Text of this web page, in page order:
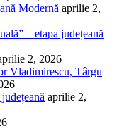
Modernă aprilie 2,
– etapa județeană
2, 2026
Vladimirescu, Târgu
aprilie 2,